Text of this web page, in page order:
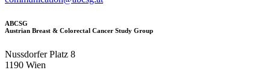
ABCSG
Austrian Breast & Colorectal Cancer Study Group
Nussdorfer Platz 8
1190 Wien